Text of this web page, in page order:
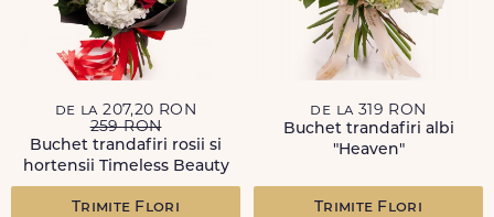
de la 207,20 RON
259 RON
Buchet trandafiri rosii si
hortensii Timeless Beauty
Trimite Flori
de la 319 RON
Buchet trandafiri albi
"Heaven"
Trimite Flori